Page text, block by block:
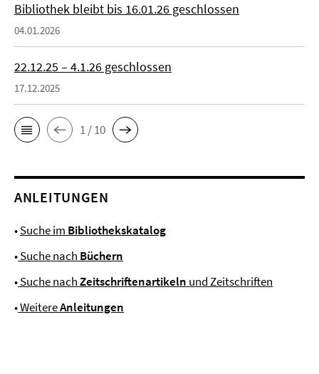
Bibliothek bleibt bis 16.01.26 geschlossen
04.01.2026
22.12.25 – 4.1.26 geschlossen
17.12.2025
1 / 10
ANLEITUNGEN
•Suche im Bibliothekskatalog
•Suche nach Büchern
•Suche nachZeitschriftenartikeln und Zeitschriften
•WeitereAnleitungen